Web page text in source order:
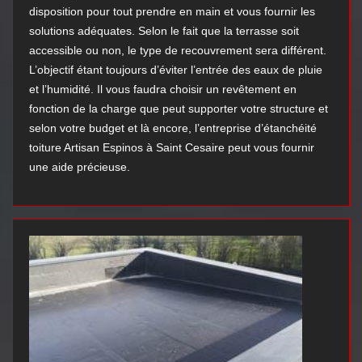
disposition pour tout prendre en main et vous fournir les
solutions adéquates. Selon le fait que la terrasse soit
accessible ou non, le type de recouvrement sera différent.
L’objectif étant toujours d’éviter l’entrée des eaux de pluie
et l’humidité. Il vous faudra choisir un revêtement en
fonction de la charge que peut supporter votre structure et
selon votre budget et là encore, l’entreprise d’étanchéité
toiture Artisan Espinos à Saint Cesaire peut vous fournir
une aide précieuse.